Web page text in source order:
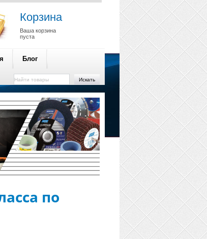
Корзина
Ваша корзина
пуста
Блог
Искать
по